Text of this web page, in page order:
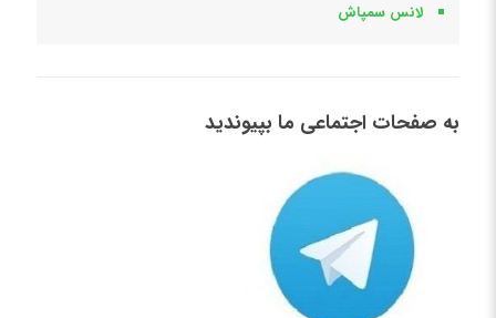
لانس سمپاش
به صفحات اجتماعی ما بپیوندید